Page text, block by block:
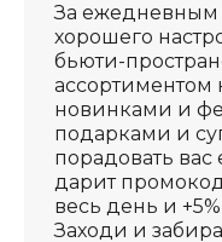
За ежедневным
хорошего
бьюти-
ассортиментом
новинками и
подарками и
порадовать
дарит
весь день и
Заходи и